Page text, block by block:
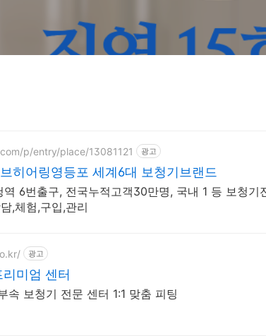
p/entry/place/13081121 광고
히어링영등포 세계6대 보청기브랜드
6번출구, 전국누적고객30만명, 국내 1 등 보청기
,체험,구입,관리
광고
미엄 센터
중앙이비인후과 부속 보청기 전문 센터 1:1 맞춤 피팅